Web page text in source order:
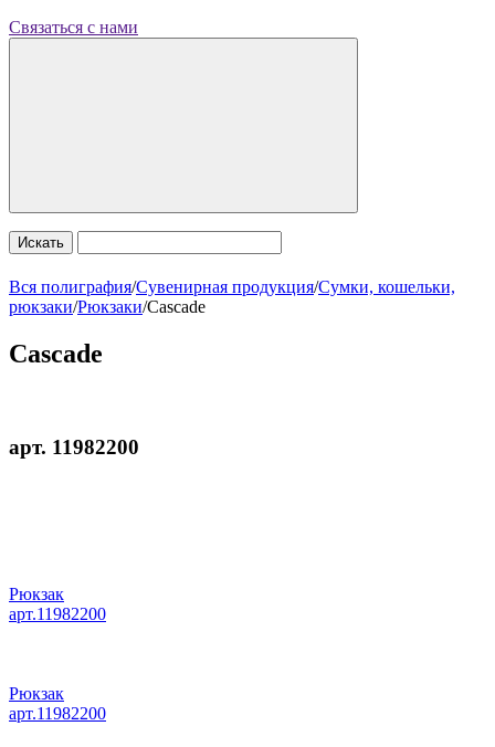
Связаться с нами
Искать
Вся полиграфия/Сувенирная продукция/Сумки, кошельки,
рюкзаки/Рюкзаки/Cascade
Cascade
арт. 11982200
Рюкзак
арт.11982200
Рюкзак
арт.11982200